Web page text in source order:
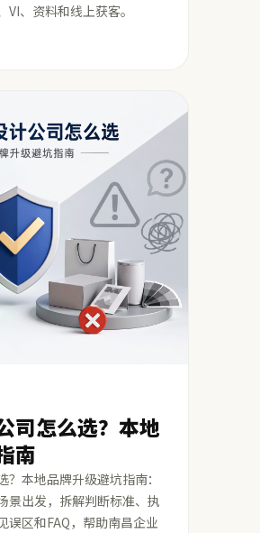
、资料和线上获客。
司怎么选？本地
南
本地品牌升级避坑指南：
景出发，拆解判断标准、执
误区和FAQ，帮助南昌企业